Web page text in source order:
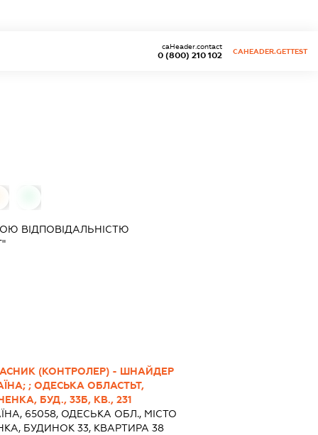
0 (800) 210 102
caHeader.contact
CAHEADER.GETTEST
ВІДПОВІДАЛЬНІСТЮ
(КОНТРОЛЕР) - ШНАЙДЕР
; ОДЕСЬКА ОБЛАСТЬТ,
БУД., 33Б, КВ., 231
65058, ОДЕСЬКА ОБЛ., МІСТО
БУДИНОК 33, КВАРТИРА 38